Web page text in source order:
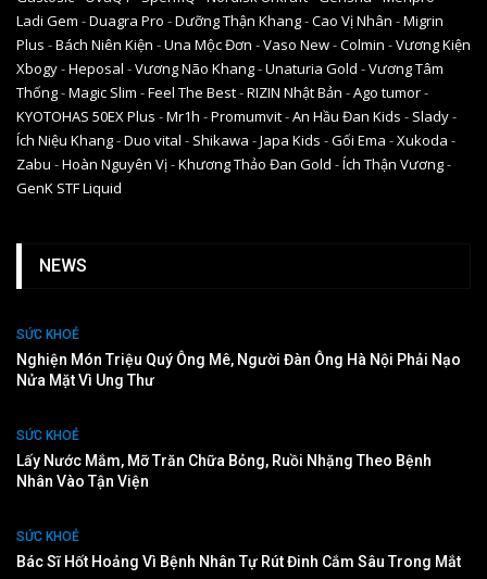
Ladi Gem -Duagra Pro -Dưỡng Thận Khang-Cao Vị Nhân -Migrin
Plus -Bách Niên Kiện -Una Mộc Đơn -Vaso New-Colmin -Vương Kiện
Xbogy-Heposal -Vương Não Khang-Unaturia Gold -Vương Tâm
Thống-Magic Slim -Feel The Best-RIZIN Nhật Bản -Ago tumor-
KYOTOHAS 50EX Plus -Mr1h -Promumvit-An Hầu Đan Kids - Slady-
Ích Niệu Khang-Duo vital - Shikawa -Japa Kids -Gối Ema -Xukoda -
Zabu -Hoàn Nguyên Vị-Khương Thảo Đan Gold -Ích Thận Vương-
GenK STF Liquid
NEWS
SỨC KHOẺ
Nghiện Món Triệu Quý Ông Mê, Người Đàn Ông Hà Nội Phải Nạo
Nửa Mặt Vì Ung Thư
SỨC KHOẺ
Lấy Nước Mắm, Mỡ Trăn Chữa Bỏng, Ruồi Nhặng Theo Bệnh
Nhân Vào Tận Viện
SỨC KHOẺ
Bác Sĩ Hốt Hoảng Vì Bệnh Nhân Tự Rút Đinh Cắm Sâu Trong Mắt